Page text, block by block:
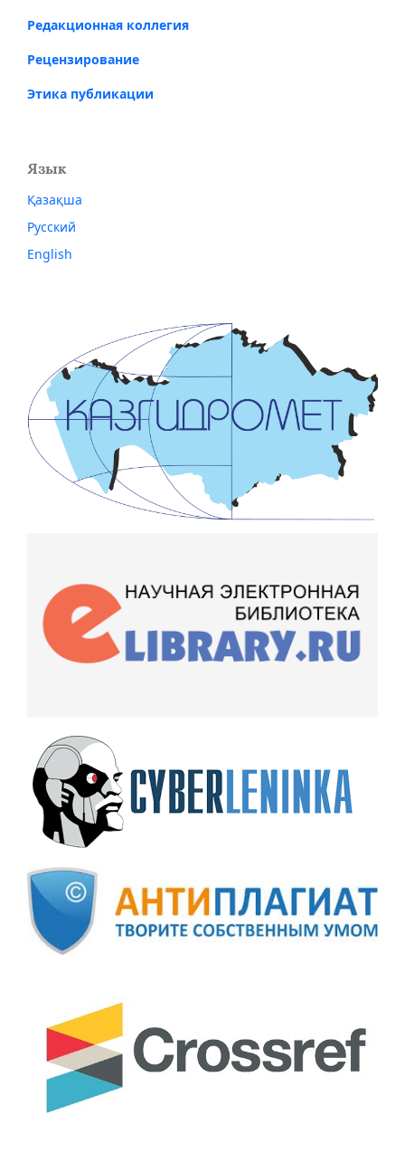
Редакционная коллегия
Рецензирование
Этика публикации
Язык
Қазақша
Русский
English